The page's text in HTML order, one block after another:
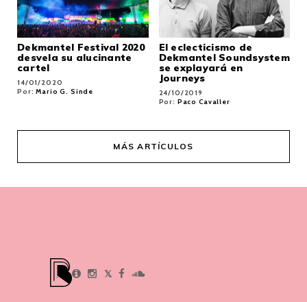
Dekmantel Festival 2020
desvela su alucinante
cartel
14/01/2020
Por:Mario G. Sinde
El eclecticismo de
Dekmantel Soundsystem
se explayará en
Journeys
24/10/2019
Por: Paco Cavaller
MÁS ARTÍCULOS
𝕏